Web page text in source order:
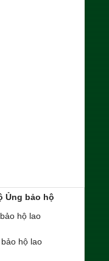
Ủng bảo hộ
hộ lao
hộ lao